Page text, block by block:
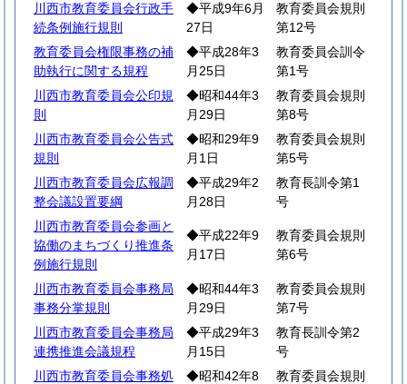
川西市教育委員会行政手
続条例施行規則
◆平成9年6月
27日
教育委員会規則
第12号
教育委員会権限事務の補
助執行に関する規程
◆平成28年3
月25日
教育委員会訓令
第1号
川西市教育委員会公印規
則
◆昭和44年3
月29日
教育委員会規則
第8号
川西市教育委員会公告式
規則
◆昭和29年9
月1日
教育委員会規則
第5号
川西市教育委員会広報調
整会議設置要綱
◆平成29年2
月28日
教育長訓令第1
号
川西市教育委員会参画と
協働のまちづくり推進条
例施行規則
◆平成22年9
月17日
教育委員会規則
第6号
川西市教育委員会事務局
事務分掌規則
◆昭和44年3
月29日
教育委員会規則
第7号
川西市教育委員会事務局
連携推進会議規程
◆平成29年3
月15日
教育長訓令第2
号
川西市教育委員会事務処
◆昭和42年8
教育委員会規則